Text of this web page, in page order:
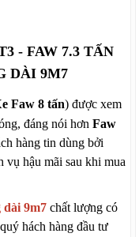
- FAW 7.3 TẤN
DÀI 9M7
Faw 8 tấn) được xem
đáng nói hơnFaw
hàng tin dùng bởi
vụ hậu mãi sau khi mua
dài 9m7 chất lượng có
hách hàng đầu tư